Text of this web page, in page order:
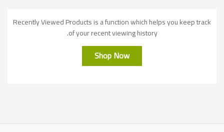
Recently Viewed Products is a function which helps you keep track
of your recent viewing history.
Shop Now